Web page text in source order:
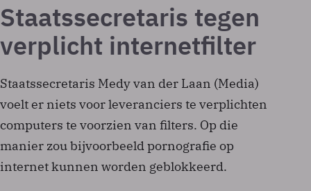
Staatssecretaris tegen
verplicht internetfilter
Staatssecretaris Medy van der Laan (Media)
voelt er niets voor leveranciers te verplichten
computers te voorzien van filters. Op die
manier zou bijvoorbeeld pornografie op
internet kunnen worden geblokkeerd.